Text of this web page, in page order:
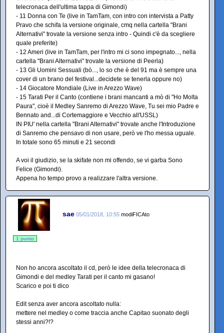
telecronaca dell'ultima tappa di Gimondi)
- 11 Donna con Te (live in TamTam, con intro con intervista a Patty
Pravo che schifa la versione originale, cmq nella cartella "Brani
Alternativi" trovate la versione senza intro - Quindi c'è da scegliere
quale preferite)
- 12 Ameri (live in TamTam, per l'intro mi ci sono impegnato..., nella
cartella "Brani Alternativi" trovate la versione di Peerla)
- 13 Gli Uomini Sessuali (bò..., lo so che è del 91 ma è sempre una
cover di un brano del festival...decidete se tenerla oppure no)
- 14 Giocatore Mondiale (Live in Arezzo Wave)
- 15 Tarati Per il Canto (contiene i brani mancanti a mò di "Ho Molta
Paura", cioè il Medley Sanremo di Arezzo Wave, Tu sei mio Padre e
Bennato and...di Cortemaggiore e Vecchio all'USSL)
IN PIU' nella cartella "Brani Alternativi" trovate anche l'Introduzione
di Sanremo che pensavo di non usare, però ve l'ho messa uguale.
In totale sono 65 minuti e 21 secondi
A voi il giudizio, se la skifate non mi offendo, se vi garba Sono
Felice (Gimondi).
Appena ho tempo provo a realizzare l'altra versione.
sae 05/01/2018, 10:55 modiFICAto
1 punto
Non ho ancora ascoltato il cd, però le idee della telecronaca di
Gimondi e del medley Tarati per il canto mi gasano!
Scarico e poi ti dico
Edit senza aver ancora ascoltato nulla:
mettere nel medley o come traccia anche Capitao suonato degli
stessi anni?!?